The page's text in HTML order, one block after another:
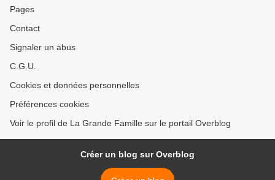
Pages
Contact
Signaler un abus
C.G.U.
Cookies et données personnelles
Préférences cookies
Voir le profil de La Grande Famille sur le portail Overblog
Créer un blog sur Overblog